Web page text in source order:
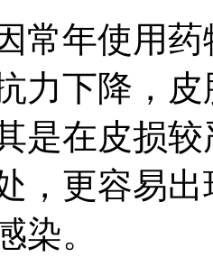
常年使用
力下降，
是在皮损
，更容易
染。